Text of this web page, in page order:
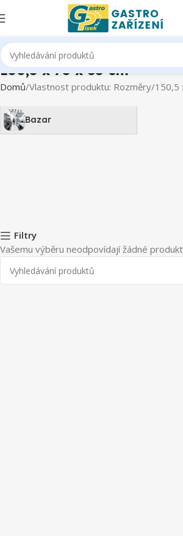
150,5 x 70 x 85 cm
Domů Vlastnost produktu: Rozměry 150,5
Bazar
Filtry
Vašemu výběru neodpovídají žádné